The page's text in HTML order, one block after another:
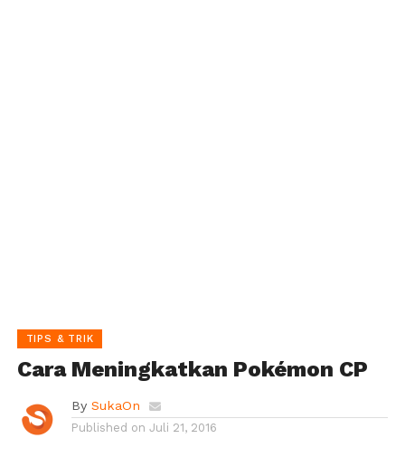
TIPS & TRIK
Cara Meningkatkan Pokémon CP
By SukaOn
Published on Juli 21, 2016